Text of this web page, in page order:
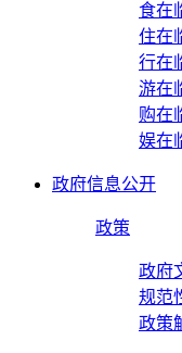
食在
住在
行在
游在
购在
娱在
政府信息公开
政策
政府
规范
政策